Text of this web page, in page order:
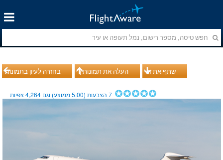
בחזרה לעיון בתמונות העלה את תמונותיך שתף את זה
7הצבעות (5.00ממוצע) וגם 4,264צפיות